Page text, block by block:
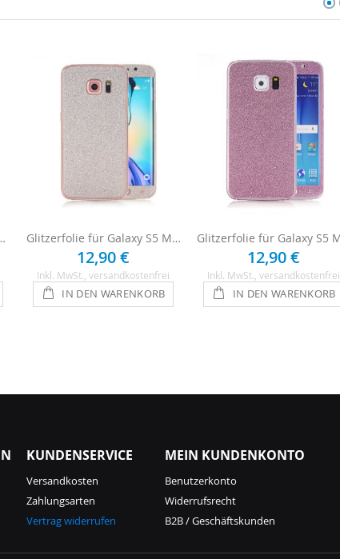
S5 Mini - Pink Glitzerfolie für Galaxy S5 Mini - Silber
12,90 €
Inkl. MwSt. , versandkostenfrei
IN DEN WARENKORB
12,90 €
Inkl. MwSt. , versandkostenfrei
IN DEN WARENKORB
KUNDENSERVICE
Versandkosten
Zahlungsarten
Vertrag widerrufen
MEIN KUNDENKONTO
Benutzerkonto
Widerrufsrecht
B2B / Geschäftskunden